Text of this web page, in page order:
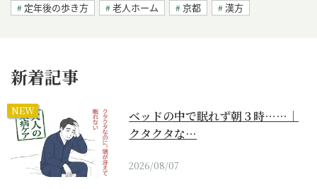
定年後の歩き方
老人ホーム 京都 漢方
新着記事
NEW
ベッドの中で眠れず朝３時……｜
クタクタな…
2026/08/07